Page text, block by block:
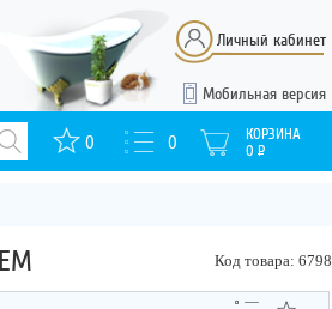
Мобильная версия
Личный кабинет
0 0
КОРЗИНА
0 Р
Код товара: 6798